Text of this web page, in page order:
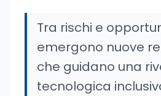
Tra rischi e
emergono nuove
che guidano una
tecnologica